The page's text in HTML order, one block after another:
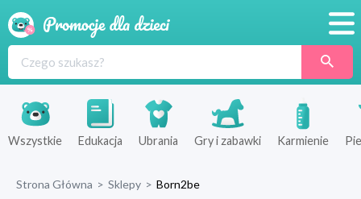
Produkty
Sklepy
Wszystkie Edukacja Ubrania Gry i zabawki Karmienie
Strona Główna > Sklepy > Born2be